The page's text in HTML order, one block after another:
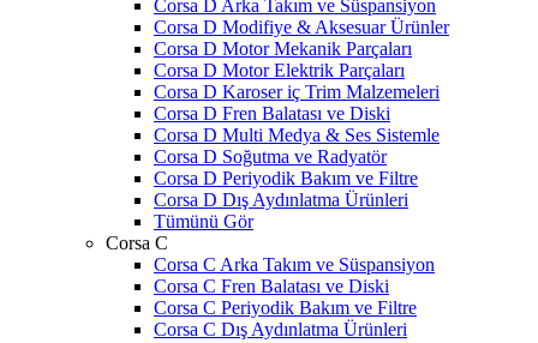
Corsa D Arka Takım ve Süspansiyon
Corsa D Modifiye & Aksesuar Ürünler
Corsa D Motor Mekanik Parçaları
Corsa D Motor Elektrik Parçaları
Corsa D Karoser iç Trim Malzemeleri
Corsa D Fren Balatası ve Diski
Corsa D Multi Medya & Ses Sistemle
Corsa D Soğutma ve Radyatör
Corsa D Periyodik Bakım ve Filtre
Corsa D Dış Aydınlatma Ürünleri
Tümünü Gör
Corsa C
Corsa C Arka Takım ve Süspansiyon
Corsa C Fren Balatası ve Diski
Corsa C Periyodik Bakım ve Filtre
Corsa C Dış Aydınlatma Ürünleri